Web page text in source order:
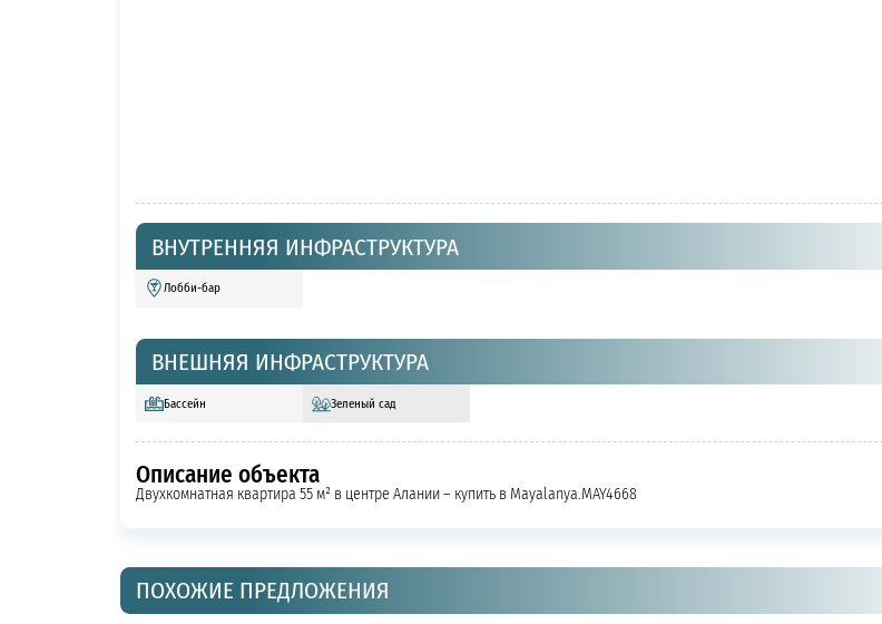
ВНУТРЕННЯЯ ИНФРАСТРУКТУРА
Лобби-бар
ВНЕШНЯЯ ИНФРАСТРУКТУРА
Бассейн Зеленый сад
Описание объекта
Двухкомнатная квартира 55 м² в центре Алании – купить в Mayalanya.MAY4668
ПОХОЖИЕ ПРЕДЛОЖЕНИЯ